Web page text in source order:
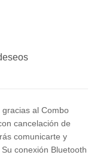
al Combo
cancelación de
comunicarte y
conexión Bluetooth